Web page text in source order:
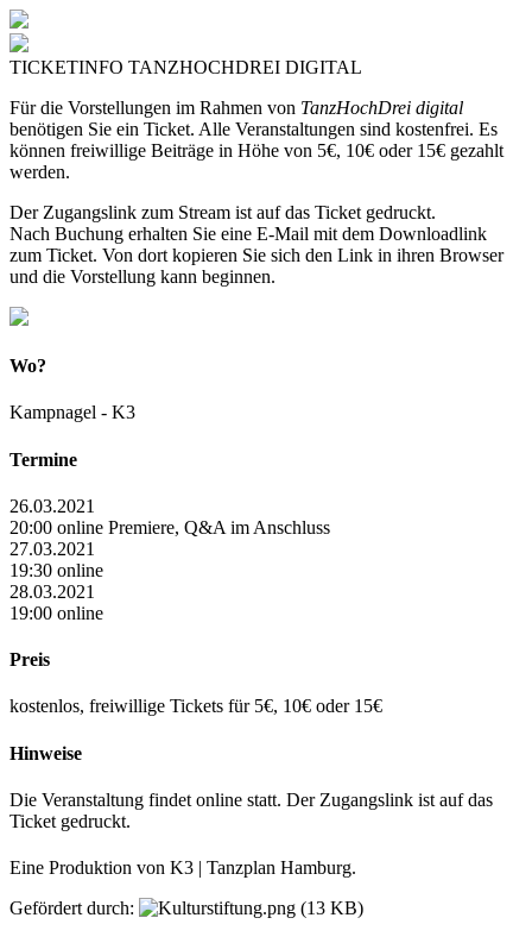
TICKETINFO TANZHOCHDREI DIGITAL
Für die Vorstellungen im Rahmen von TanzHochDrei digital
benötigen Sie ein Ticket. Alle Veranstaltungen sind kostenfrei. Es
können freiwillige Beiträge in Höhe von 5€, 10€ oder 15€ gezahlt
werden.
Der Zugangslink zum Stream ist auf das Ticket gedruckt.
Nach Buchung erhalten Sie eine E-Mail mit dem Downloadlink
zum Ticket. Von dort kopieren Sie sich den Link in ihren Browser
und die Vorstellung kann beginnen.
Wo?
Kampnagel - K3
Termine
26.03.2021
20:00 online Premiere, Q&A im Anschluss
27.03.2021
19:30 online
28.03.2021
19:00 online
Preis
kostenlos, freiwillige Tickets für 5€, 10€ oder 15€
Hinweise
Die Veranstaltung findet online statt. Der Zugangslink ist auf das
Ticket gedruckt.
Eine Produktion von K3 | Tanzplan Hamburg.
Gefördert durch: